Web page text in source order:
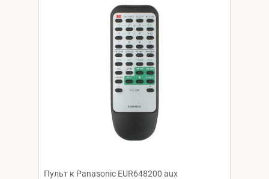
Пульт к Panasonic EUR648200 aux